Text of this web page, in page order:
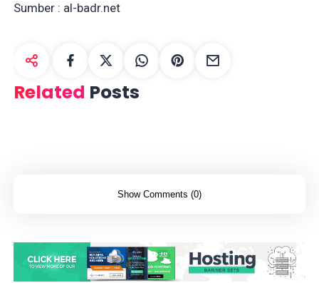
Sumber : al-badr.net
Related Posts
Show Comments (0)